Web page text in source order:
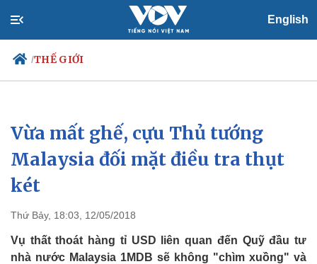
English
/THẾ GIỚI
Chính trị
Đảng
Tổ chức nhân sự
Quốc hội
Xã hội
Tin 24h
Dự báo thời tiết
Vừa mất ghế, cựu Thủ tướng
Malaysia đối mặt điều tra thụt
két
Thứ Bảy, 18:03, 12/05/2018
Vụ thất thoát hàng tỉ USD liên quan đến Quỹ đầu tư
nhà nước Malaysia 1MDB sẽ không "chìm xuồng" và